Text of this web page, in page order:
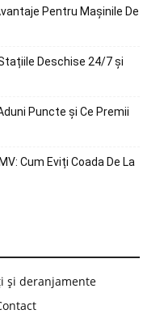
Pentru Mașinile De
Deschise 24/7 și
Puncte și Ce Premii
Cum Eviți Coada De La
și deranjamente